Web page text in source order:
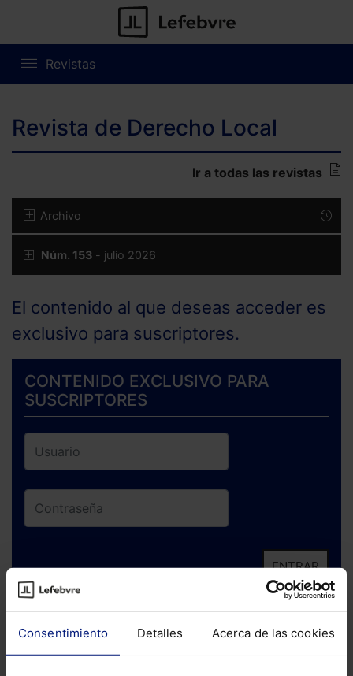
Consentimiento Detalles Acerca de las cookies
Revistas
Revista de Derecho Local
Ir a todas las revistas
Archivo
Núm. 153 - julio 2026
El contenido al que deseas acceder es
exclusivo para suscriptores.
CONTENIDO EXCLUSIVO PARA
SUSCRIPTORES
ENTRAR
¿Has olvidado tu contraseña?
Si todavía no te has suscrito, no pierdas